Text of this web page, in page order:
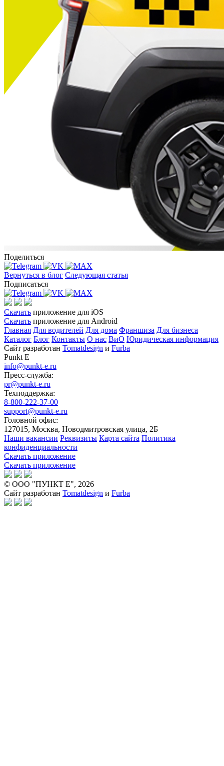
Поделиться
Вернуться в блог Следующая статья
Подписаться
Скачать приложение для iOS
Скачать приложение для Android
Главная Для водителей Для дома Франшиза Для бизнеса
Каталог Блог Контакты О нас ВиО Юридическая информация
Сайт разработан Tomatdesign и Furba
Punkt E
info@punkt-e.ru
Пресс-служба:
pr@punkt-e.ru
Техподдержка:
8-800-222-37-00
support@punkt-e.ru
Головной офис:
127015, Москва, Новодмитровская улица, 2Б
Наши вакансии Реквизиты Карта сайта Политика
конфиденциальности
Скачать приложение
Скачать приложение
© ООО "ПУНКТ Е", 2026
Сайт разработан Tomatdesign и Furba